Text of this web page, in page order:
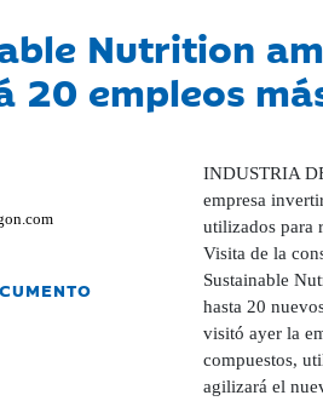
Nutrition
20 empleos
INDUSTRIA
empresa
utilizados para
Visita de la
Sustainable
hasta 20
visitó ayer la
compuestos,
agilizará el